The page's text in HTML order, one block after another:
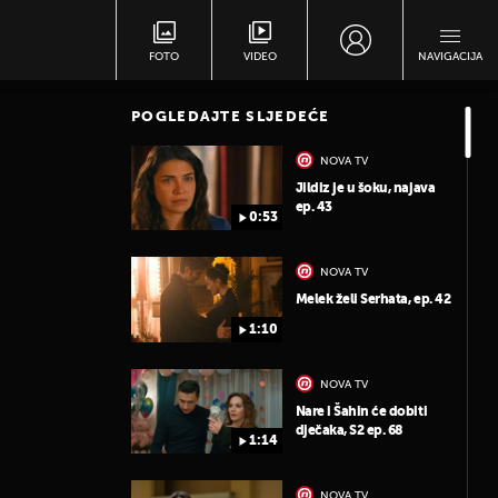
FOTO VIDEO NAVIGACIJA
POGLEDAJTE SLJEDEĆE
0:53
NOVA TV
Jildiz je u šoku, najava
ep. 43
1:10
NOVA TV
Melek želi Serhata, ep. 42
1:14
NOVA TV
Nare i Šahin će dobiti
dječaka, S2 ep. 68